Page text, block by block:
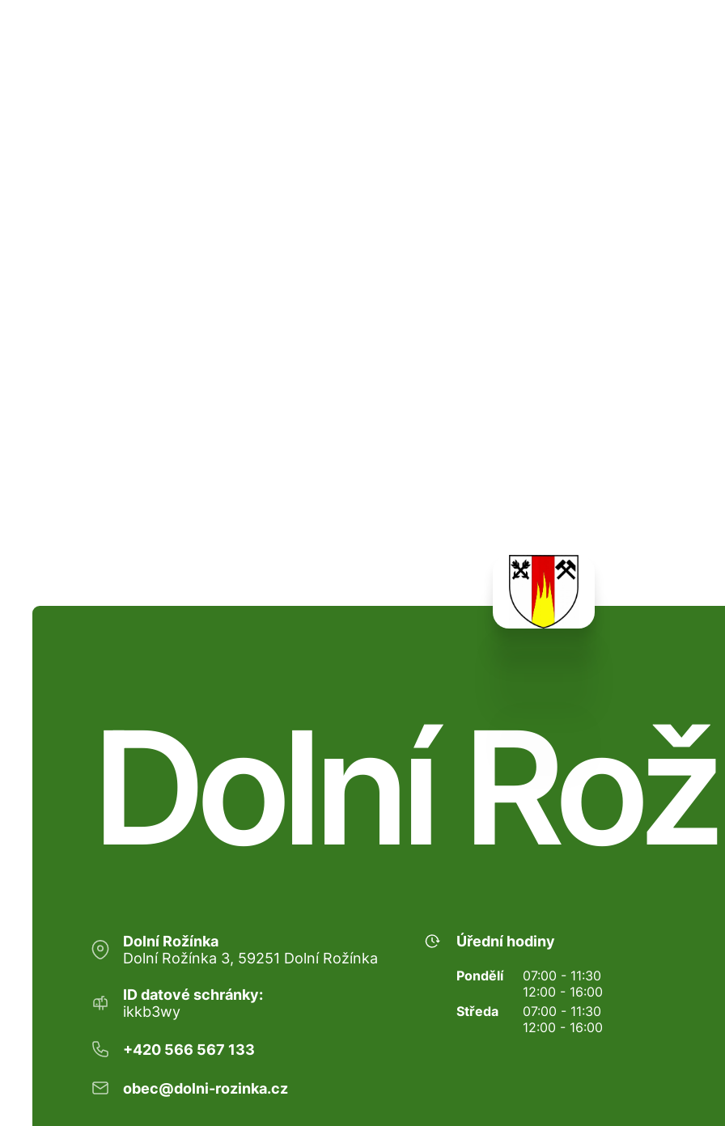
Dolní
Dolní Rožínka
Dolní Rožínka 3, 59251 Dolní Rožínka
ID datové schránky:
ikkb3wy
+420 566 567 133
obec@dolni-rozinka.cz
Úřední hodiny
Pondělí
07:00 - 11:30
12:00 - 16:00
Středa
07:00 - 11:30
12:00 - 16:00